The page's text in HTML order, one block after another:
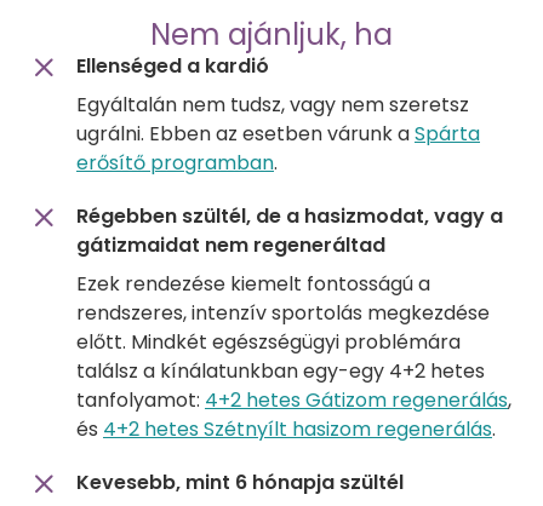
Nem ajánljuk, ha
Ellenséged a kardió
Egyáltalán nem tudsz, vagy nem szeretsz
ugrálni. Ebben az esetben várunk aSpárta
erősítő programban.
Régebben szültél, de a hasizmodat, vagy a
gátizmaidat nem regeneráltad
Ezek rendezése kiemelt fontosságú a
rendszeres, intenzív sportolás megkezdése
előtt. Mindkét egészségügyi problémára
találsz a kínálatunkban egy-egy 4+2 hetes
tanfolyamot: 4+2 hetes Gátizom regenerálás,
és 4+2 hetes Szétnyílt hasizom regenerálás.
Kevesebb, mint 6 hónapja szültél